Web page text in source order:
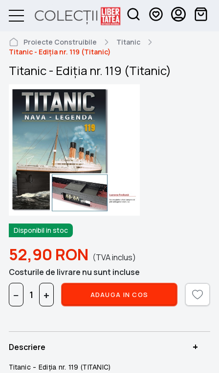
Proiecte Construibile
Titanic
Titanic - Ediția nr. 119 (Titanic)
Titanic - Ediția nr. 119 (Titanic)
Disponibil in stoc
52,90 RON (TVA inclus)
Costurile de livrare nu sunt incluse
− + ADAUGA IN COS
Descriere +
Titanic - Ediția nr. 119 (TITANIC)